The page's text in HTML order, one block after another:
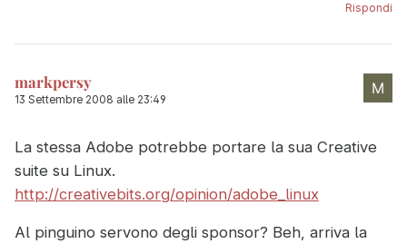
Rispondi
markpersy
13 Settembre 2008 alle 23:49
La stessa Adobe potrebbe portare la sua Creative
suite su Linux.
http://creativebits.org/opinion/adobe_linux
Al pinguino servono degli sponsor? Beh, arriva la